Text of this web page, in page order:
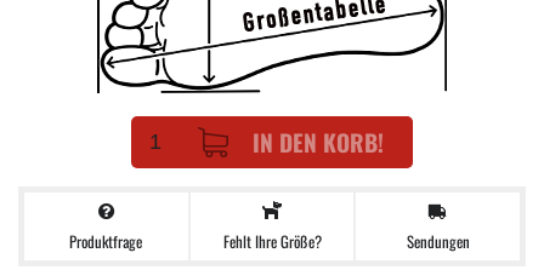
IN DEN KORB!
Produktfrage Fehlt Ihre Größe? Sendungen